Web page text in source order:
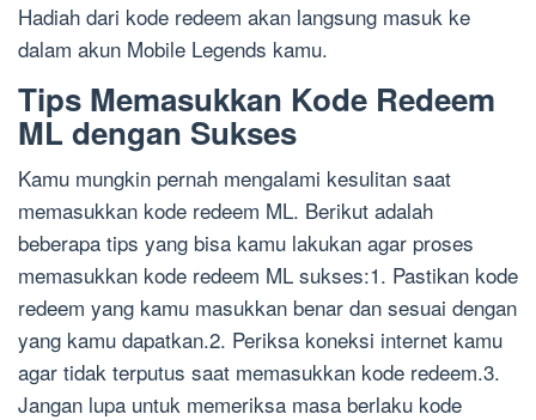
Hadiah dari kode redeem akan langsung masuk ke
dalam akun Mobile Legends kamu.
Tips Memasukkan Kode Redeem
ML dengan Sukses
Kamu mungkin pernah mengalami kesulitan saat
memasukkan kode redeem ML. Berikut adalah
beberapa tips yang bisa kamu lakukan agar proses
memasukkan kode redeem ML sukses:1. Pastikan kode
redeem yang kamu masukkan benar dan sesuai dengan
yang kamu dapatkan.2. Periksa koneksi internet kamu
agar tidak terputus saat memasukkan kode redeem.3.
Jangan lupa untuk memeriksa masa berlaku kode